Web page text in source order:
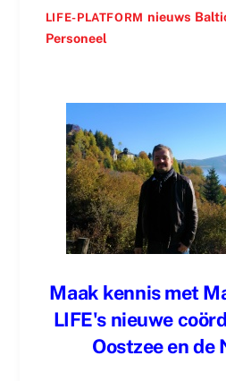
LIFE-PLATFORM nieuws
Personeel
Maak kennis met
LIFE's nieuwe
Oostzee en de